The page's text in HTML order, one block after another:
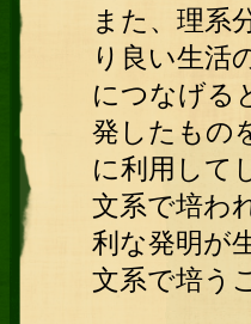
また、理系
り良い生活
につなげる
発したもの
に利用して
文系で培わ
利な発明が
文系で培う